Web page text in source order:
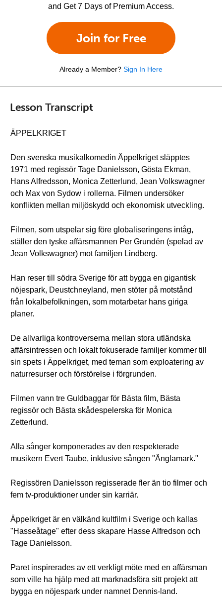
and Get 7 Days of Premium Access.
Join for Free
Already a Member? Sign In Here
Lesson Transcript
ÄPPELKRIGET
Den svenska musikalkomedin Äppelkriget släpptes
1971 med regissör Tage Danielsson, Gösta Ekman,
Hans Alfredsson, Monica Zetterlund, Jean Volkswagner
och Max von Sydow i rollerna. Filmen undersöker
konflikten mellan miljöskydd och ekonomisk utveckling.
Filmen, som utspelar sig före globaliseringens intåg,
ställer den tyske affärsmannen Per Grundén (spelad av
Jean Volkswagner) mot familjen Lindberg.
Han reser till södra Sverige för att bygga en gigantisk
nöjespark, Deustchneyland, men stöter på motstånd
från lokalbefolkningen, som motarbetar hans giriga
planer.
De allvarliga kontroverserna mellan stora utländska
affärsintressen och lokalt fokuserade familjer kommer till
sin spets i Äppelkriget, med teman som exploatering av
naturresurser och förstörelse i förgrunden.
Filmen vann tre Guldbaggar för Bästa film, Bästa
regissör och Bästa skådespelerska för Monica
Zetterlund.
Alla sånger komponerades av den respekterade
musikern Evert Taube, inklusive sången "Änglamark."
Regissören Danielsson regisserade fler än tio filmer och
fem tv-produktioner under sin karriär.
Äppelkriget är en välkänd kultfilm i Sverige och kallas
"Hasseåtage" efter dess skapare Hasse Alfredson och
Tage Danielsson.
Paret inspirerades av ett verkligt möte med en affärsman
som ville ha hjälp med att marknadsföra sitt projekt att
bygga en nöjespark under namnet Dennis-land.